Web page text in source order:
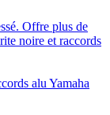
Offre plus de
noire et raccords